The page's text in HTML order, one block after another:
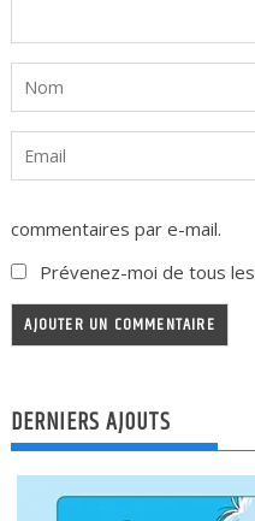
commentaires par e-mail.
Prévenez-moi de tous
DERNIERS AJOUTS